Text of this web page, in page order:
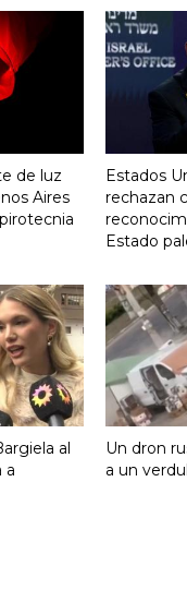
de luz
Aires
Estados
rechazan
Estado
al
a
Un dron
a un